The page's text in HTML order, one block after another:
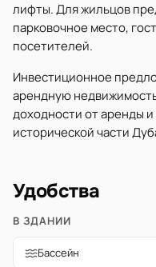
лифты. Для жильцов
парковочное место,
посетителей.
Инвестиционное
арендную
доходности от аренды
исторической части
Удобства
В ЗДАНИИ
Бассейн